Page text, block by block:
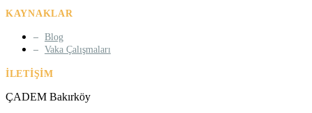
KAYNAKLAR
Blog
Vaka Çalışmaları
İLETIŞIM
ÇADEM Bakırköy